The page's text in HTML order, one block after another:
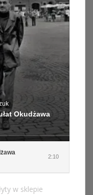
Okudżawa
2:10
w sklepie